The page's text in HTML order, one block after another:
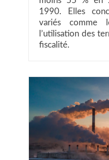
1990. Elles
variés comme
l’utilisation des
fiscalité.